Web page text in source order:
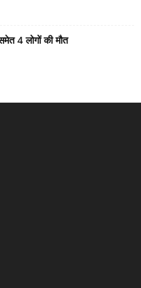
4 लोगों की मौत